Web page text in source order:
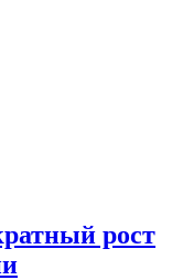
рост